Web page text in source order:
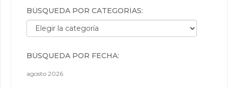
BÚSQUEDA POR CATEGORÍAS:
Búsqueda por categorías:
BÚSQUEDA POR FECHA:
agosto 2026